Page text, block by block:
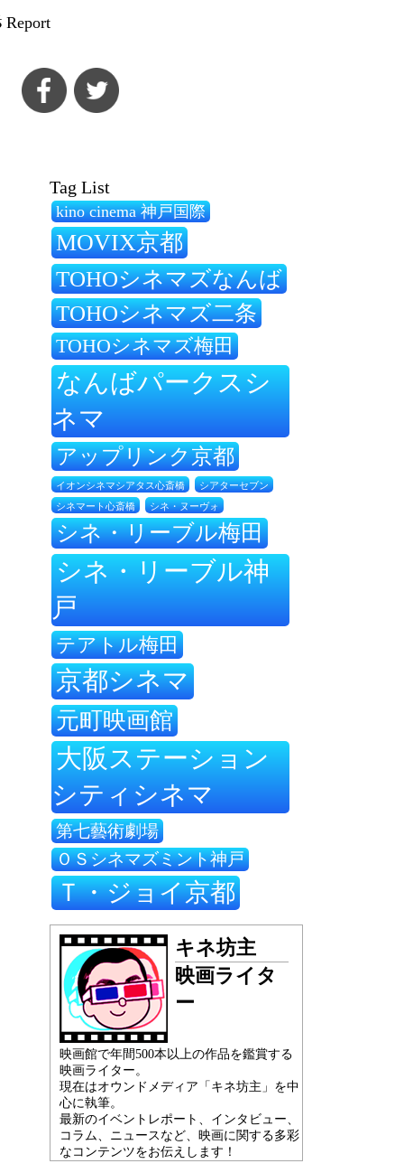
Report
Tag List
kino cinema 神戸国際
MOVIX京都
TOHOシネマズなんば
TOHOシネマズ二条
TOHOシネマズ梅田
なんばパークスシ
ネマ
アップリンク京都
イオンシネマシアタス心斎橋 シアターセブン
シネマート心斎橋 シネ・ヌーヴォ
シネ・リーブル梅田
シネ・リーブル神
戸
テアトル梅田
京都シネマ
元町映画館
大阪ステーション
シティシネマ
第七藝術劇場
ＯＳシネマズミント神戸
Ｔ・ジョイ京都
キネ坊主
映画ライタ
ー
映画館で年間500本以上の作品を鑑賞する
映画ライター。
現在はオウンドメディア「キネ坊主」を中
心に執筆。
最新のイベントレポート、インタビュー、
コラム、ニュースなど、映画に関する多彩
なコンテンツをお伝えします！